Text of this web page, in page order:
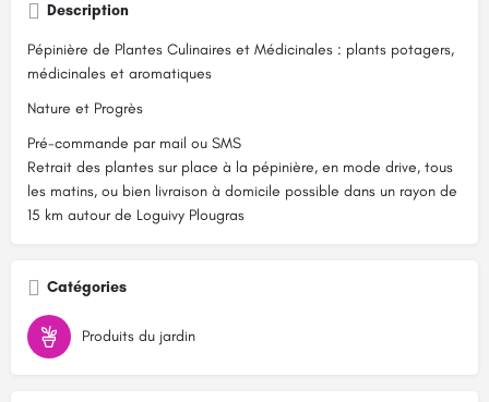
Description
Pépinière de Plantes Culinaires et Médicinales : plants potagers,
médicinales et aromatiques
Nature et Progrès
Pré-commande par mail ou SMS
Retrait des plantes sur place à la pépinière, en mode drive, tous
les matins, ou bien livraison à domicile possible dans un rayon de
15 km autour de Loguivy Plougras
Catégories
Produits du jardin